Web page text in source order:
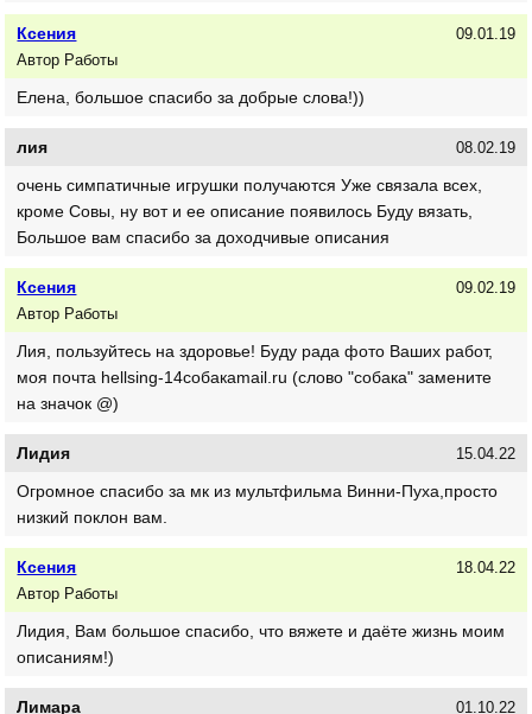
Ксения
Автор Работы
09.01.19
Елена, большое спасибо за добрые слова!))
лия 08.02.19
очень симпатичные игрушки получаются Уже связала всех,
кроме Совы, ну вот и ее описание появилось Буду вязать,
Большое вам спасибо за доходчивые описания
Ксения
Автор Работы
09.02.19
Лия, пользуйтесь на здоровье! Буду рада фото Ваших работ,
моя почта hellsing-14собакаmail.ru (слово "собака" замените
на значок @)
Лидия 15.04.22
Огромное спасибо за мк из мультфильма Винни-Пуха,просто
низкий поклон вам.
Ксения
Автор Работы
18.04.22
Лидия, Вам большое спасибо, что вяжете и даёте жизнь моим
описаниям!)
Лимара 01.10.22